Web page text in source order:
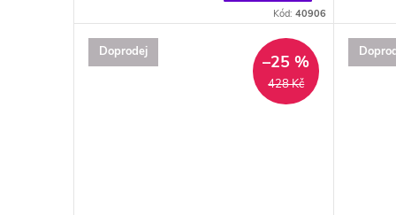
Kód:40906
Doprodej
428 Kč
–25 %